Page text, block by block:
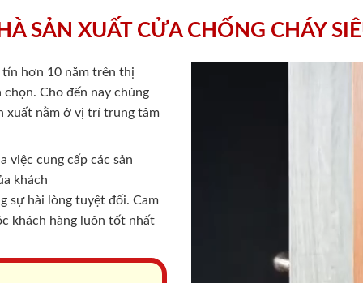
SẢN XUẤT CỬA CHỐNG CHÁY
tín hơn 10 năm trên thị
Cho đến nay chúng
xuất nằm ở vị trí trung tâm
việc cung cấp các sản
khách
sự hài lòng tuyệt đối. Cam
khách hàng luôn tốt nhất